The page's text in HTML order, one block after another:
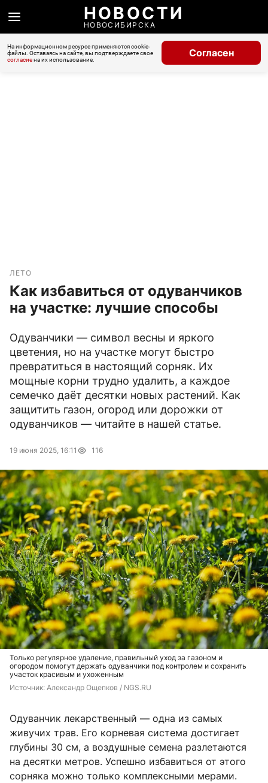
НОВОСТИ
НОВОСИБИРСКА
На информационном ресурсе применяются cookie-
файлы. Оставаясь на сайте, вы подтверждаете свое
согласиена их использование.
Согласен
ЛЕТО
Как избавиться от одуванчиков
на участке: лучшие способы
Одуванчики — символ весны и яркого
цветения, но на участке могут быстро
превратиться в настоящий сорняк. Их
мощные корни трудно удалить, а каждое
семечко даёт десятки новых растений. Как
защитить газон, огород или дорожки от
одуванчиков — читайте в нашей статье.
19 июня 2025, 16:11 116
Только регулярное удаление, правильный уход за газоном и
огородом помогут держать одуванчики под контролем и сохранить
участок красивым и ухоженным
Источник: Александр Ощепков / NGS.RU
Одуванчик лекарственный — одна из самых
живучих трав. Его корневая система достигает
глубины 30 см, а воздушные семена разлетаются
на десятки метров. Успешно избавиться от этого
сорняка можно только комплексными мерами.